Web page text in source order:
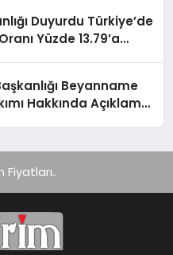
Duyurdu Türkiye’de
Yüzde 13.79’a
Beyanname
Hakkında Açıklama